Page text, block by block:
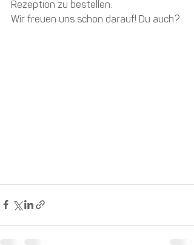
Rezeption zu bestellen.
Wir freuen uns schon darauf! Du auch?